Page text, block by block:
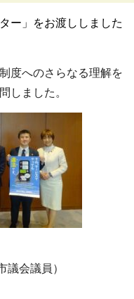
ー」をお渡ししました
度へのさらなる理解を
しました。
会議員）